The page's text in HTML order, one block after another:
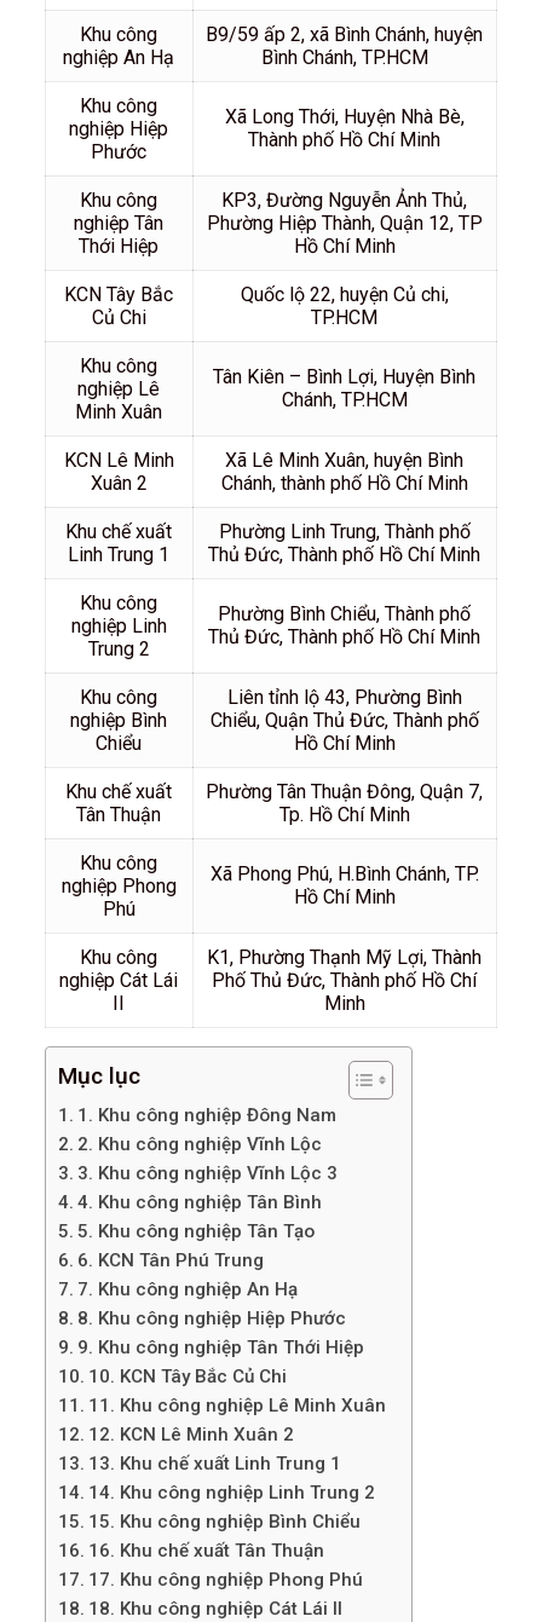
Khu công
nghiệp An Hạ
B9/59 ấp 2, xã Bình Chánh, huyện
Bình Chánh, TP.HCM
Khu công
nghiệp Hiệp
Phước
Xã Long Thới, Huyện Nhà Bè,
Thành phố Hồ Chí Minh
Khu công
nghiệp Tân
Thới Hiệp
KP3, Đường Nguyễn Ảnh Thủ,
Phường Hiệp Thành, Quận 12, TP
Hồ Chí Minh
KCN Tây Bắc
Củ Chi
Quốc lộ 22, huyện Củ chi,
TP.HCM
Khu công
nghiệp Lê
Minh Xuân
Tân Kiên – Bình Lợi, Huyện Bình
Chánh, TP.HCM
KCN Lê Minh
Xuân 2
Xã Lê Minh Xuân, huyện Bình
Chánh, thành phố Hồ Chí Minh
Khu chế xuất
Linh Trung 1
Phường Linh Trung, Thành phố
Thủ Đức, Thành phố Hồ Chí Minh
Khu công
nghiệp Linh
Trung 2
Phường Bình Chiểu, Thành phố
Thủ Đức, Thành phố Hồ Chí Minh
Khu công
nghiệp Bình
Chiểu
Liên tỉnh lộ 43, Phường Bình
Chiểu, Quận Thủ Đức, Thành phố
Hồ Chí Minh
Khu chế xuất
Tân Thuận
Phường Tân Thuận Đông, Quận 7,
Tp. Hồ Chí Minh
Khu công
nghiệp Phong
Phú
Xã Phong Phú, H.Bình Chánh, TP.
Hồ Chí Minh
Khu công
nghiệp Cát Lái
K1, Phường Thạnh Mỹ Lợi, Thành
Phố Thủ Đức, Thành phố Hồ Chí
Minh
Mục lục
1. Khu công nghiệp Đông Nam
2. Khu công nghiệp Vĩnh Lộc
3. Khu công nghiệp Vĩnh Lộc 3
4. Khu công nghiệp Tân Bình
5. Khu công nghiệp Tân Tạo
6. KCN Tân Phú Trung
7. Khu công nghiệp An Hạ
8. Khu công nghiệp Hiệp Phước
9. Khu công nghiệp Tân Thới Hiệp
10. KCN Tây Bắc Củ Chi
11. Khu công nghiệp Lê Minh Xuân
12. KCN Lê Minh Xuân 2
13. Khu chế xuất Linh Trung 1
14. Khu công nghiệp Linh Trung 2
15. Khu công nghiệp Bình Chiểu
16. Khu chế xuất Tân Thuận
17. Khu công nghiệp Phong Phú
18. Khu công nghiệp Cát Lái II